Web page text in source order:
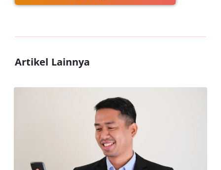
Artikel Lainnya